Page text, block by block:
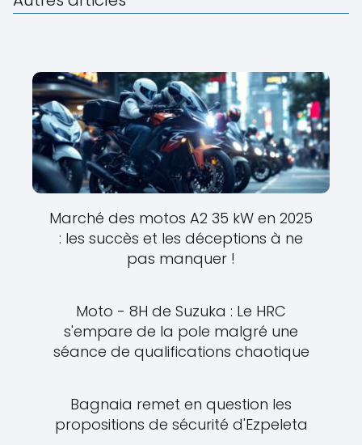
Marché des motos A2 35 kW en 2025
: les succès et les déceptions à ne
pas manquer !
Moto - 8H de Suzuka : Le HRC
s'empare de la pole malgré une
séance de qualifications chaotique
Bagnaia remet en question les
propositions de sécurité d'Ezpeleta